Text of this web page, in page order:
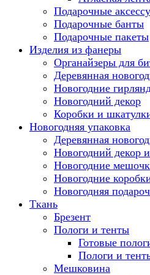
Подарочные
Подарочные банты
Подарочные пакеты
Изделия из фанеры
Органайзеры для
Деревянная
Новогодние
Новогодний декор
Коробки и
Новогодняя упаковка
Деревянная
Новогодний декор
Новогодние
Новогодние
Новогодняя
Ткань
Брезент
Пологи и тенты
Готовые
Пологи и
Мешковина